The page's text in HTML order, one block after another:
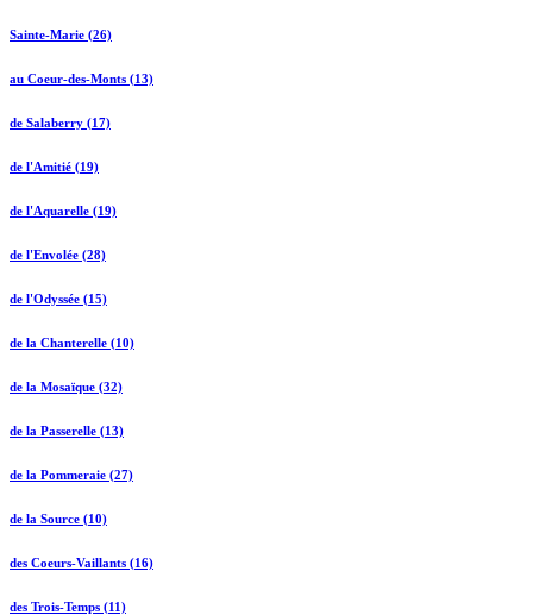
Sainte-Marie (26)
au Coeur-des-Monts (13)
de Salaberry (17)
de l'Amitié (19)
de l'Aquarelle (19)
de l'Envolée (28)
de l'Odyssée (15)
de la Chanterelle (10)
de la Mosaïque (32)
de la Passerelle (13)
de la Pommeraie (27)
de la Source (10)
des Coeurs-Vaillants (16)
des Trois-Temps (11)